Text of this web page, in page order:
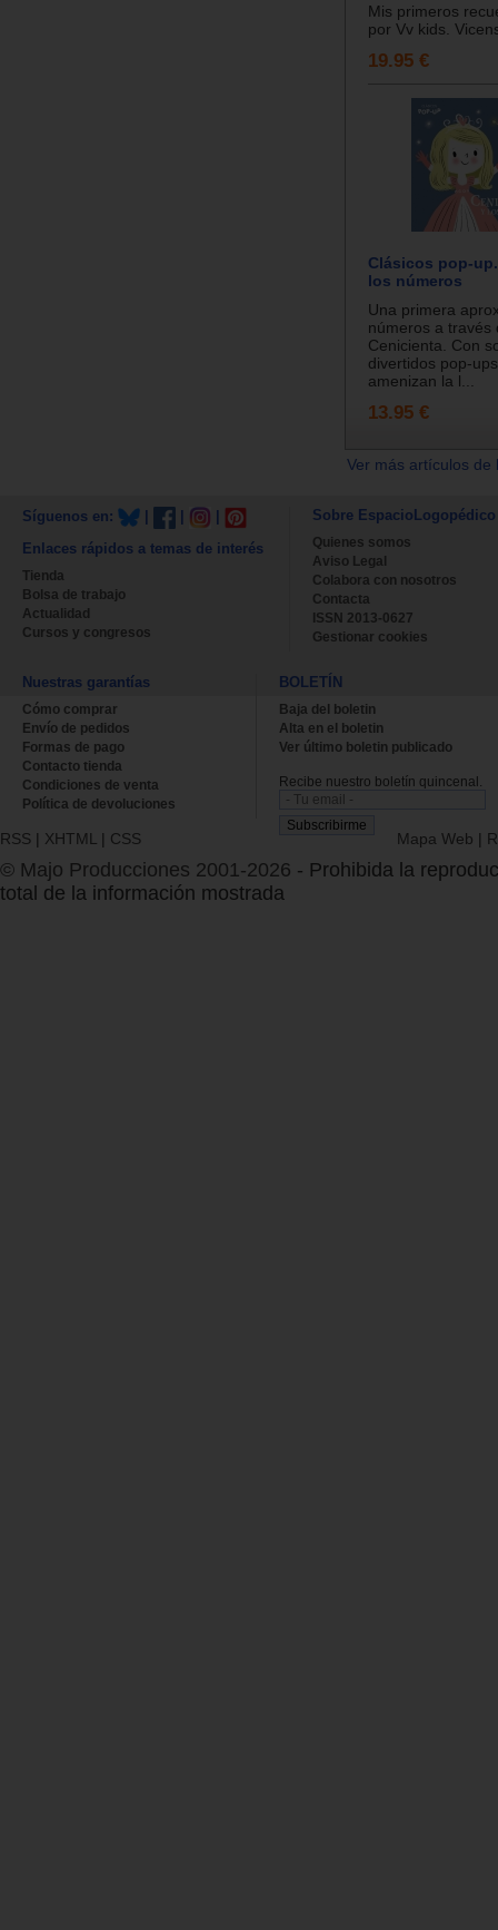
Mis primeros
por Vv kids.
19.95 €
Clásicos pop-
los números
Una primera
números a través
Cenicienta. Con
divertidos pop-
amenizan la l...
13.95 €
Ver más artículos
Síguenos en:
Enlaces rápidos a temas de interés
Tienda
Bolsa de trabajo
Actualidad
Cursos y congresos
Sobre EspacioLogopédico
Quienes somos
Aviso Legal
Colabora con nosotros
Contacta
ISSN 2013-0627
Gestionar cookies
Nuestras garantías
Cómo comprar
Envío de pedidos
Formas de pago
Contacto tienda
Condiciones de venta
Política de devoluciones
BOLETÍN
Baja del boletin
Alta en el boletin
Ver último boletin publicado
Recibe nuestro boletín quincenal.
RSS | XHTML | CSS Mapa Web |
© Majo Producciones 2001-2026 - Prohibida la
total de la información mostrada